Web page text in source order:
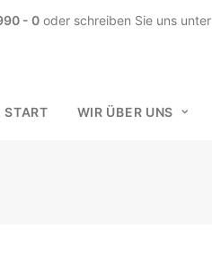
- 0 oder schreiben Sie uns unter
START WIR ÜBER UNS